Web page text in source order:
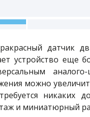
датчик
устройство еще
можно
никаких
и миниатюрный